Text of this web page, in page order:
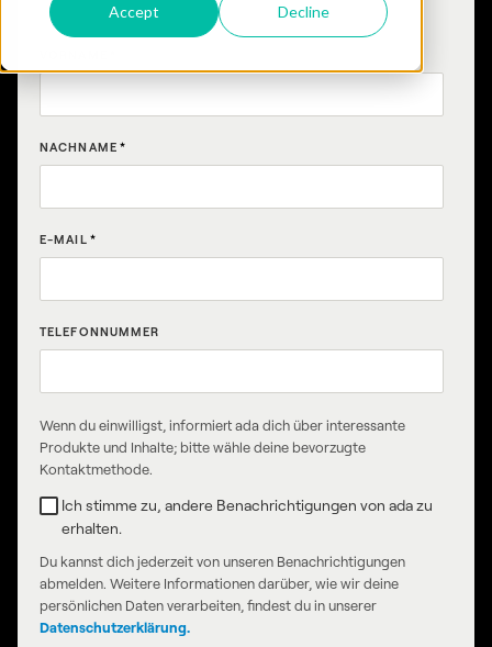
Accept Decline
NACHNAME *
E-MAIL *
TELEFONNUMMER
Wenn du einwilligst, informiert ada dich über interessante
Produkte und Inhalte; bitte wähle deine bevorzugte
Kontaktmethode.
Ich stimme zu, andere Benachrichtigungen von ada zu
erhalten.
Du kannst dich jederzeit von unseren Benachrichtigungen
abmelden. Weitere Informationen darüber, wie wir deine
persönlichen Daten verarbeiten, findest du in unserer
Datenschutzerklärung.